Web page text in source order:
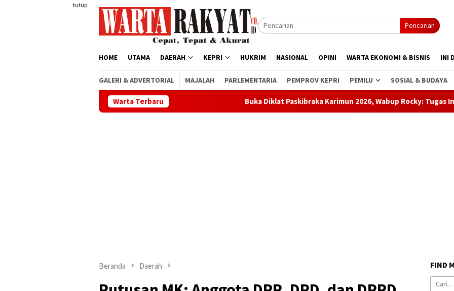
tutup
Pencarian
HOME UTAMA DAERAH KEPRI HUKRIM NASIONAL OPINI WARTA EKONOMI & BISNIS INI
GALERI & ADVERTORIAL MAJALAH PARLEMENTARIA PEMPROV KEPRI PEMILU SOSIAL & BUDAYA
Warta TerbaruBuka Diklat Paskibraka Karimun 2026, Wabup Rocky: Tugas Ini Bukan Sekadar Baris-
Beranda Daerah FIND
Cari